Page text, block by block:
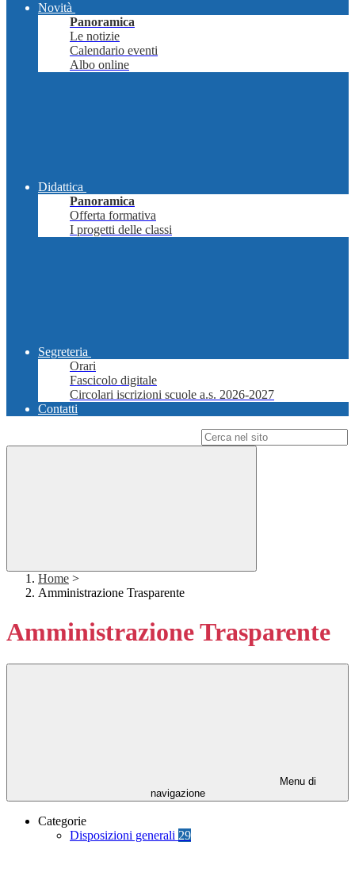
Novità
Panoramica
Le notizie
Calendario eventi
Albo online
Didattica
Panoramica
Offerta formativa
I progetti delle classi
Segreteria
Orari
Fascicolo digitale
Circolari iscrizioni scuole a.s. 2026-2027
Contatti
Home >
Amministrazione Trasparente
Amministrazione Trasparente
Menu di
navigazione
Categorie
Disposizioni generali 29